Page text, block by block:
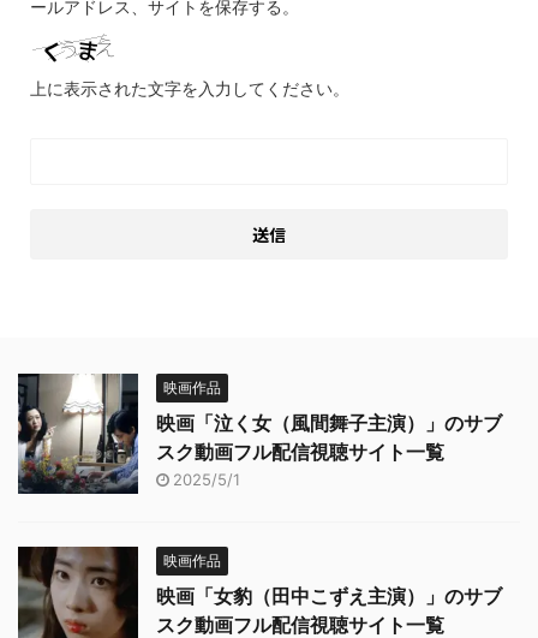
ールアドレス、サイトを保存する。
上に表示された文字を入力してください。
映画作品
映画「泣く女（風間舞子主演）」のサブ
スク動画フル配信視聴サイト一覧
2025/5/1
映画作品
映画「女豹（田中こずえ主演）」のサブ
スク動画フル配信視聴サイト一覧